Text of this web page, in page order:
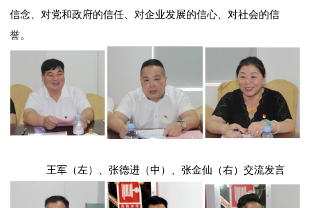
信念、对党和政府的信任、对企业发展的信心、对社会的信
誉。
王军（左）、张德进（中）、张金仙（右）交流发言